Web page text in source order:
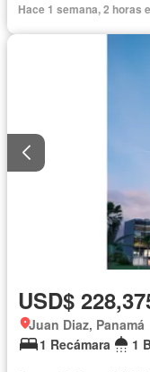
Hace 1 semana, 2 horas
USD$
Juan Diaz, Panamá
1 Recámara
1